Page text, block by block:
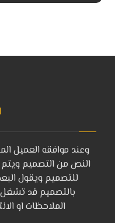
وعند موافقه العميل
النص من التصميم
للتصميم ويقول
بالتصميم قد
الملاحظات او